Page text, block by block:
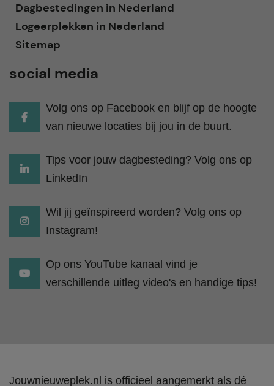
Dagbestedingen in Nederland
Logeerplekken in Nederland
Sitemap
social media
Volg ons op Facebook en blijf op de hoogte
van nieuwe locaties bij jou in de buurt.
Tips voor jouw dagbesteding? Volg ons op
LinkedIn
Wil jij geïnspireerd worden? Volg ons op
Instagram!
Op ons YouTube kanaal vind je
verschillende uitleg video's en handige tips!
Jouwnieuweplek.nl is officieel aangemerkt als dé